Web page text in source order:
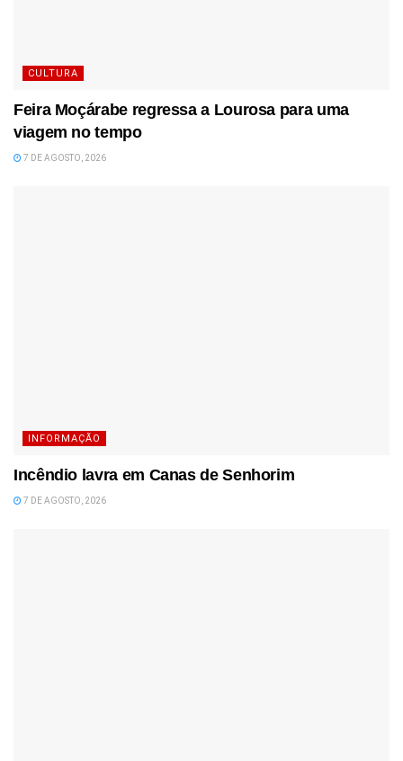
CULTURA
Feira Moçárabe regressa a Lourosa para uma
viagem no tempo
7 DE AGOSTO, 2026
INFORMAÇÃO
Incêndio lavra em Canas de Senhorim
7 DE AGOSTO, 2026